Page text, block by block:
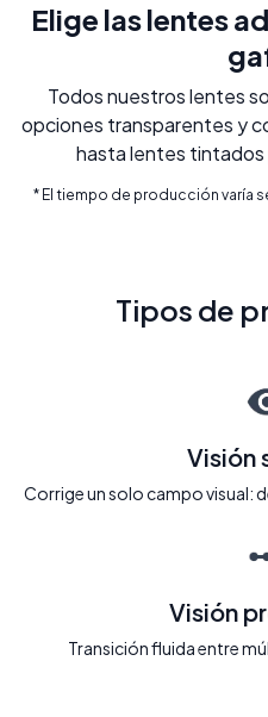
Elige las lentes
Todos nuestros lentes
opciones transparentes y
hasta lentes tintados
* El tiempo de producción varía
Tipos de
Visión
Corrige un solo campo visual:
Visión
Transición fluida entre